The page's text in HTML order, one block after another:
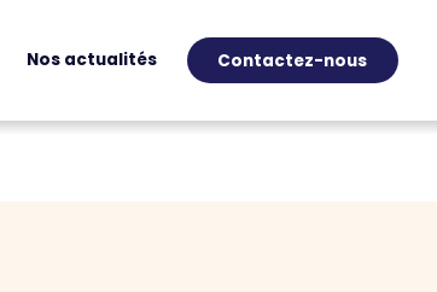
Nos actualités Contactez-nous